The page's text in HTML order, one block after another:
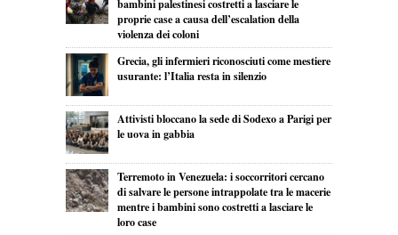
bambini palestinesi costretti a lasciare le
proprie case a causa dell’escalation della
violenza dei coloni
Grecia, gli infermieri riconosciuti come mestiere
usurante: l’Italia resta in silenzio
Attivisti bloccano la sede di Sodexo a Parigi per
le uova in gabbia
Terremoto in Venezuela: i soccorritori cercano
di salvare le persone intrappolate tra le macerie
mentre i bambini sono costretti a lasciare le
loro case